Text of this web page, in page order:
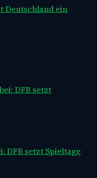
Deutschland ein
DFB setzt Spieltage